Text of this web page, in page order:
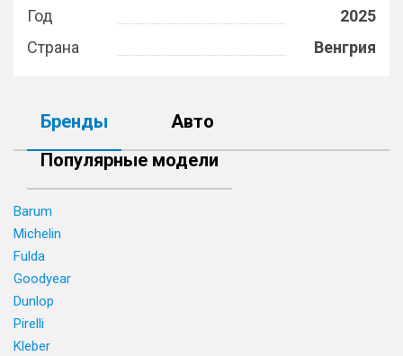
Год
2025
Страна
Венгрия
Бренды
Авто
Популярные модели
Barum
Michelin
Fulda
Goodyear
Dunlop
Pirelli
Kleber